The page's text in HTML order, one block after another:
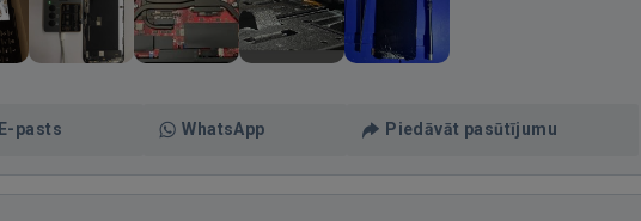
E-pasts WhatsApp Piedāvāt pasūtījumu